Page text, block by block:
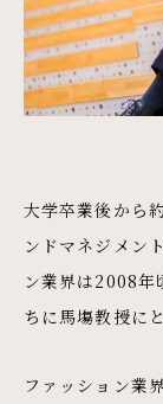
大学卒業後から
ンドマネジメン
ン業界は2008年
ちに馬塲教授に
ファッション業